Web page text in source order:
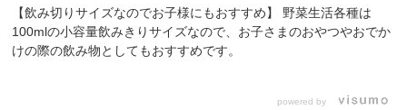
【飲み切りサイズなのでお子様にもおすすめ】 野菜生活各種は
100mlの小容量飲みきりサイズなので、お子さまのおやつやおでか
けの際の飲み物としてもおすすめです。
powered by